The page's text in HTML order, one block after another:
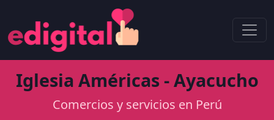
Iglesia Américas - Ayacucho
Comercios y servicios en Perú